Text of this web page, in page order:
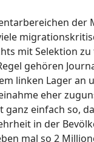
der
mit Selektion zu
gehören
linken Lager an
eher
ganz einfach so,
in der
mal so 2